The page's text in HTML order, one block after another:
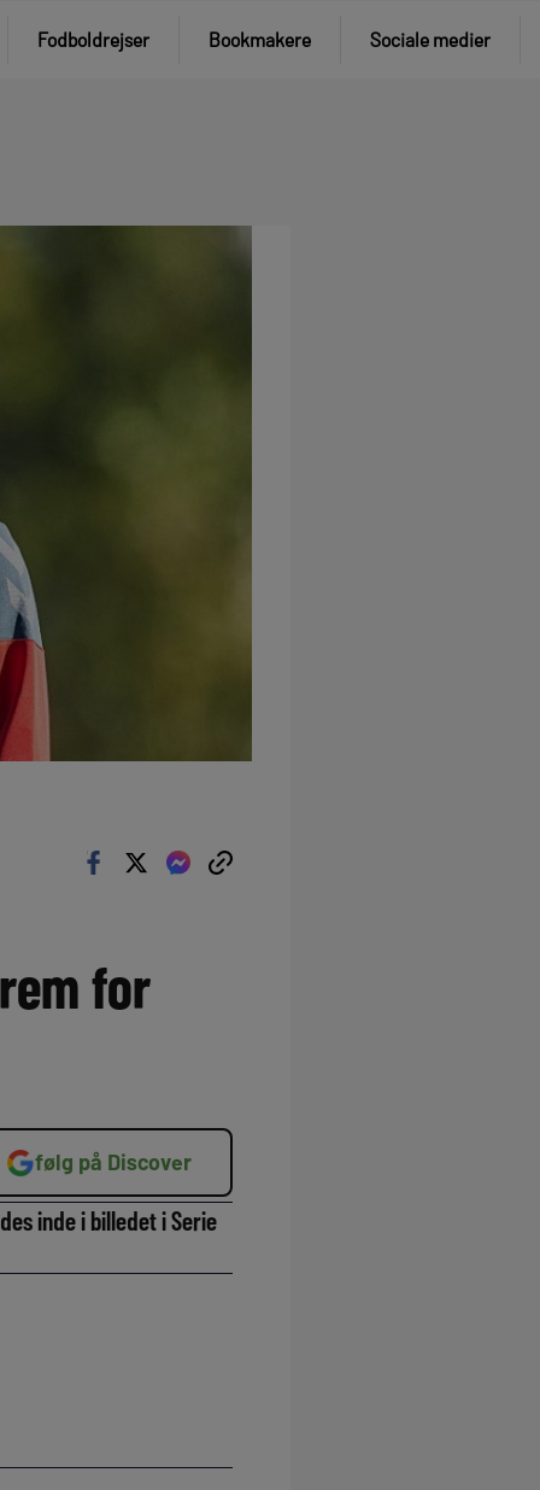
Fodboldrejser Bookmakere Sociale medier
for
følg på Discover
inde i billedet i Serie